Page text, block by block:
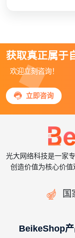
获取真正属于
欢迎立刻咨询！
 立即咨询
光大网络科技是一家
创造价值为核心价
 国
BeikeShop